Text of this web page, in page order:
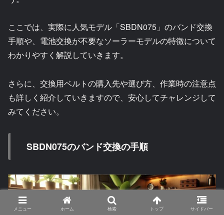
ここでは、実際に人気モデル「SBDN075」のバンド交換
手順や、電池交換が不要なソーラーモデルの特徴について
わかりやすく解説していきます。
さらに、交換用ベルトの購入先や選び方、作業時の注意点
も詳しく紹介していきますので、安心してチャレンジして
みてください。
SBDN075のバンド交換の手順
メニュー ホーム 検索 トップ サイドバー